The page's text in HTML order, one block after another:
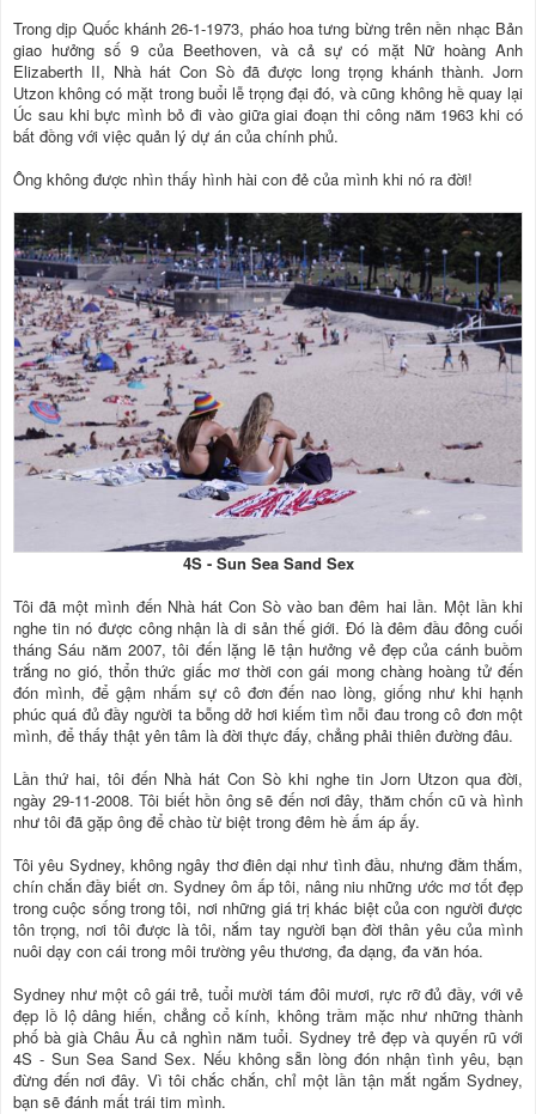
Trong dịp Quốc khánh 26-1-1973, pháo hoa tưng bừng trên nền nhạc Bản
giao hưởng số 9 của Beethoven, và cả sự có mặt Nữ hoàng Anh
Elizaberth II, Nhà hát Con Sò đã được long trọng khánh thành. Jorn
Utzon không có mặt trong buổi lễ trọng đại đó, và cũng không hề quay lại
Úc sau khi bực mình bỏ đi vào giữa giai đoạn thi công năm 1963 khi có
bất đồng với việc quản lý dự án của chính phủ.
Ông không được nhìn thấy hình hài con đẻ của mình khi nó ra đời!
4S - Sun Sea Sand Sex
Tôi đã một mình đến Nhà hát Con Sò vào ban đêm hai lần. Một lần khi
nghe tin nó được công nhận là di sản thế giới. Đó là đêm đầu đông cuối
tháng Sáu năm 2007, tôi đến lặng lẽ tận hưởng vẻ đẹp của cánh buồm
trắng no gió, thổn thức giấc mơ thời con gái mong chàng hoàng tử đến
đón mình, để gậm nhấm sự cô đơn đến nao lòng, giống như khi hạnh
phúc quá đủ đầy người ta bỗng dở hơi kiếm tìm nỗi đau trong cô đơn một
mình, để thấy thật yên tâm là đời thực đấy, chẳng phải thiên đường đâu.
Lần thứ hai, tôi đến Nhà hát Con Sò khi nghe tin Jorn Utzon qua đời,
ngày 29-11-2008. Tôi biết hồn ông sẽ đến nơi đây, thăm chốn cũ và hình
như tôi đã gặp ông để chào từ biệt trong đêm hè ấm áp ấy.
Tôi yêu Sydney, không ngây thơ điên dại như tình đầu, nhưng đằm thắm,
chín chắn đầy biết ơn. Sydney ôm ấp tôi, nâng niu những ước mơ tốt đẹp
trong cuộc sống trong tôi, nơi những giá trị khác biệt của con người được
tôn trọng, nơi tôi được là tôi, nắm tay người bạn đời thân yêu của mình
nuôi dạy con cái trong môi trường yêu thương, đa dạng, đa văn hóa.
Sydney như một cô gái trẻ, tuổi mười tám đôi mươi, rực rỡ đủ đầy, với vẻ
đẹp lồ lộ dâng hiến, chẳng cổ kính, không trầm mặc như những thành
phố bà già Châu Âu cả nghìn năm tuổi. Sydney trẻ đẹp và quyến rũ với
4S - Sun Sea Sand Sex. Nếu không sẵn lòng đón nhận tình yêu, bạn
đừng đến nơi đây. Vì tôi chắc chắn, chỉ một lần tận mắt ngắm Sydney,
bạn sẽ đánh mất trái tim mình.